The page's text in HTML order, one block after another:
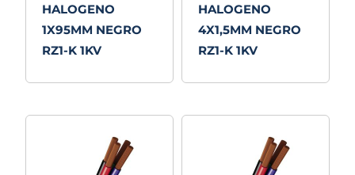
HALOGENO
1X95MM NEGRO
RZ1-K 1KV
HALOGENO
4X1,5MM NEGRO
RZ1-K 1KV